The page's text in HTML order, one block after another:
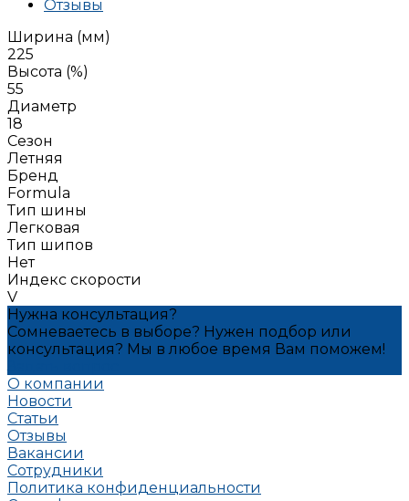
Отзывы
Ширина (мм)
225
Высота (%)
55
Диаметр
18
Сезон
Летняя
Бренд
Formula
Тип шины
Легковая
Тип шипов
Нет
Индекс скорости
V
Нужна консультация?
Сомневаетесь в выборе? Нужен подбор или
консультация? Мы в любое время Вам поможем!
О компании
Новости
Статьи
Отзывы
Вакансии
Сотрудники
Политика конфиденциальности